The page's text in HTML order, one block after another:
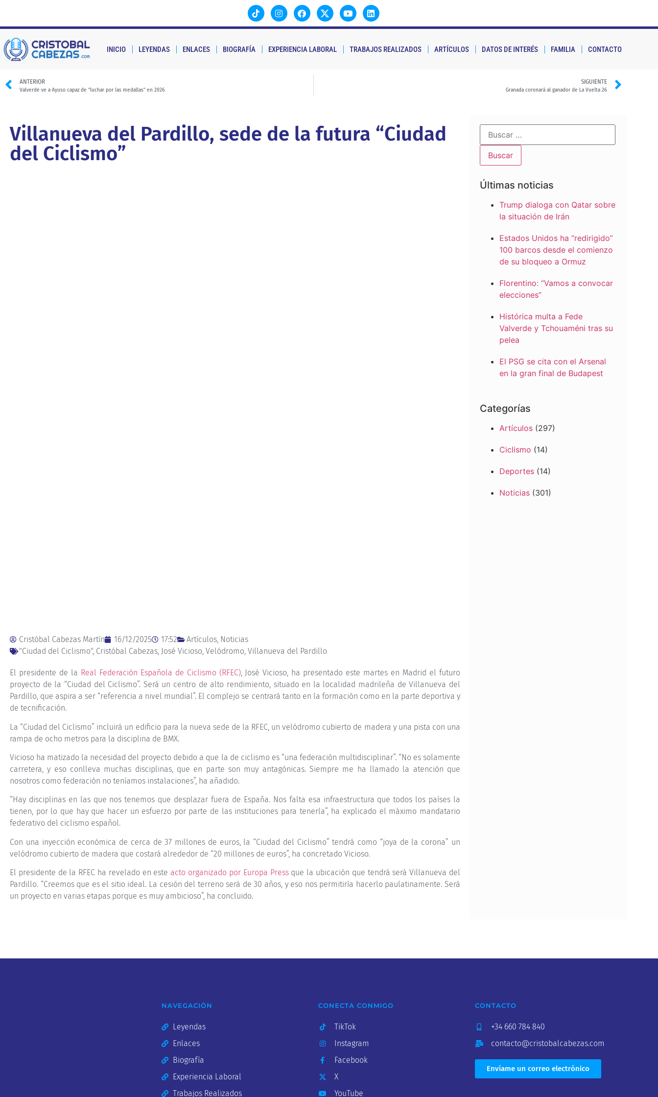
INICIO LEYENDAS ENLACES BIOGRAFÍA EXPERIENCIA LABORAL TRABAJOS REALIZADOS ARTÍCULOS DATOS DE INTERÉS FAMILIA CONTACTO
ANTERIOR
Valverde ve a Ayuso capaz de “luchar por las medallas” en 2026
SIGUIENTE
Granada coronará al ganador de La Vuelta 26
Villanueva del Pardillo, sede de la futura “Ciudad
del Ciclismo”
Cristóbal Cabezas Martín 16/12/2025 17:52 Artículos, Noticias
"Ciudad del Ciclismo", Cristóbal Cabezas, José Vicioso, Velódromo, Villanueva del Pardillo
El presidente de la Real Federación Española de Ciclismo (RFEC), José Vicioso, ha presentado este martes en Madrid el futuro
proyecto de la “Ciudad del Ciclismo”. Será un centro de alto rendimiento, situado en la localidad madrileña de Villanueva del
Pardillo, que aspira a ser “referencia a nivel mundial”. El complejo se centrará tanto en la formación como en la parte deportiva y
de tecnificación.
La “Ciudad del Ciclismo” incluirá un edificio para la nueva sede de la RFEC, un velódromo cubierto de madera y una pista con una
rampa de ocho metros para la disciplina de BMX.
Vicioso ha matizado la necesidad del proyecto debido a que la de ciclismo es “una federación multidisciplinar”. “No es solamente
carretera, y eso conlleva muchas disciplinas, que en parte son muy antagónicas. Siempre me ha llamado la atención que
nosotros como federación no teníamos instalaciones”, ha añadido.
“Hay disciplinas en las que nos tenemos que desplazar fuera de España. Nos falta esa infraestructura que todos los países la
tienen, por lo que hay que hacer un esfuerzo por parte de las instituciones para tenerla”, ha explicado el máximo mandatario
federativo del ciclismo español.
Con una inyección económica de cerca de 37 millones de euros, la “Ciudad del Ciclismo” tendrá como “joya de la corona” un
velódromo cubierto de madera que costará alrededor de “20 millones de euros”, ha concretado Vicioso.
El presidente de la RFEC ha revelado en este acto organizado por Europa Pressque la ubicación que tendrá será Villanueva del
Pardillo. “Creemos que es el sitio ideal. La cesión del terreno será de 30 años, y eso nos permitiría hacerlo paulatinamente. Será
un proyecto en varias etapas porque es muy ambicioso”, ha concluido.
Últimas noticias
Trump dialoga con Qatar sobre
la situación de Irán
Estados Unidos ha “redirigido”
100 barcos desde el comienzo
de su bloqueo a Ormuz
Florentino: “Vamos a convocar
elecciones”
Histórica multa a Fede
Valverde y Tchouaméni tras su
pelea
El PSG se cita con el Arsenal
en la gran final de Budapest
Categorías
Artículos (297)
Ciclismo (14)
Deportes (14)
Noticias (301)
NAVEGACIÓN
Leyendas
Enlaces
Biografía
Experiencia Laboral
Trabajos Realizados
CONECTA CONMIGO
TikTok
Instagram
Facebook
X
YouTube
CONTACTO
+34 660 784 840
contacto@cristobalcabezas.com
Envíame un correo electrónico